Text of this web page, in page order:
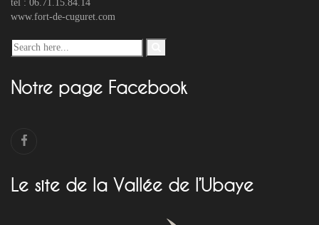
tel : 06.71.15.84.14
www.fort-de-cuguret.com
Notre page Facebook
Le site de la Vallée de l’Ubaye